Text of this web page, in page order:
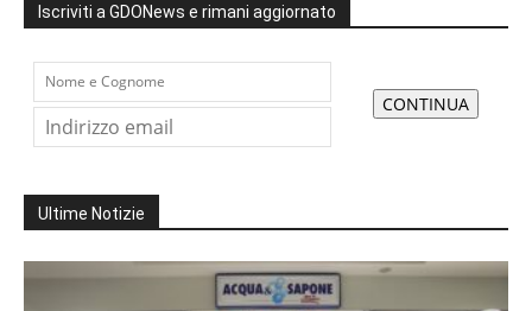
Iscriviti a GDONews e rimani aggiornato
Ultime Notizie